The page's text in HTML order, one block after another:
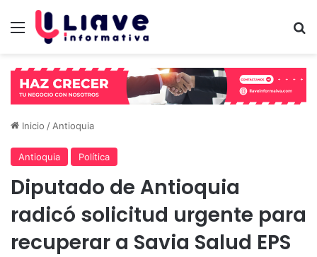
Menú
Inicio / Antioquia
Antioquia Política
Diputado de Antioquia
radicó solicitud urgente para
recuperar a Savia Salud EPS